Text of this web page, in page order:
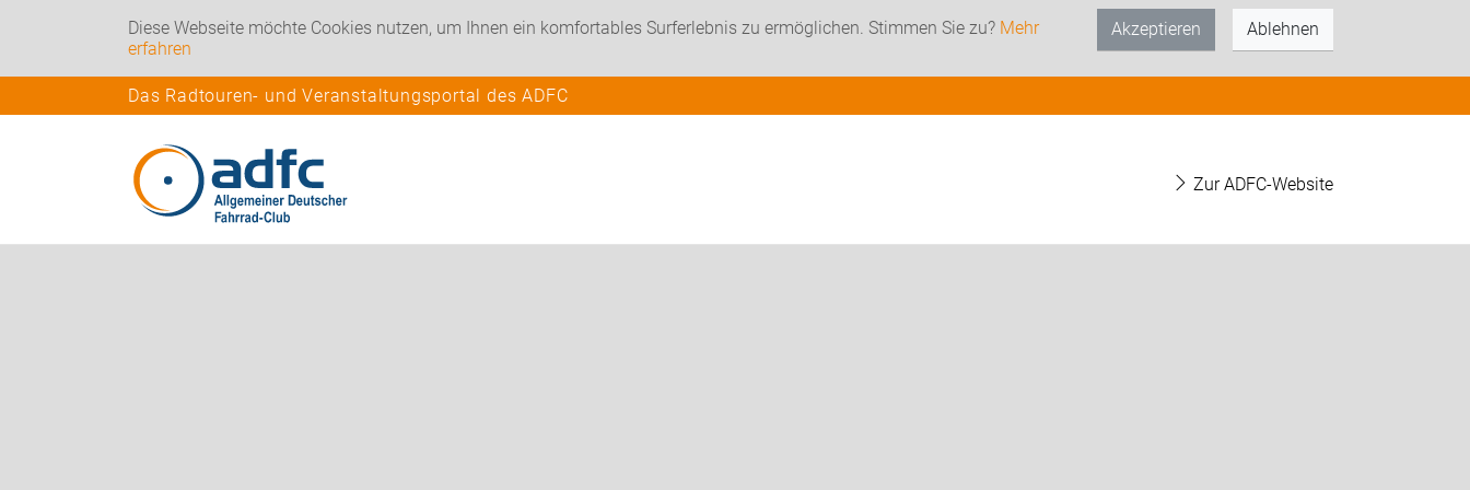
Diese Webseite möchte Cookies nutzen, um Ihnen ein komfortables Surferlebnis zu ermöglichen. Stimmen Sie zu? Mehr
erfahren
Akzeptieren Ablehnen
Das Radtouren- und Veranstaltungsportal des ADFC
Zur ADFC-Website